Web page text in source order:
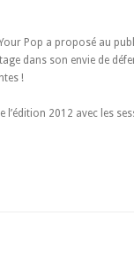
Pop a proposé au
dans son envie de
!
2012 avec les